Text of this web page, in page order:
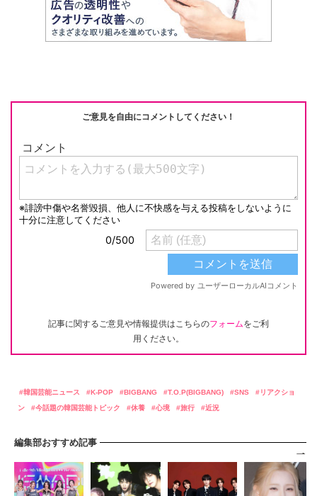
o
k
ご意見を自由にコメントしてください！
記事に関するご意見や情報提供はこちらのフォームをご利
用ください。
韓国芸能ニュース K-POP BIGBANG T.O.P(BIGBANG) SNS
リアクショ
ン
今話題の韓国芸能トピック 休養 心境 旅行 近況
編集部おすすめ記事